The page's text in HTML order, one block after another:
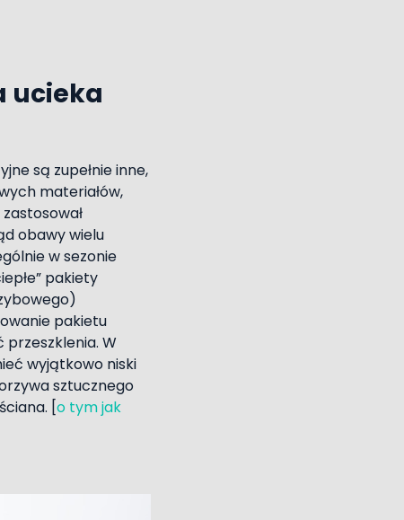
ucieka
są zupełnie inne,
materiałów,
obawy wielu
w sezonie
pakiety
pakietu
W
wyjątkowo niski
sztucznego
[o tym jak